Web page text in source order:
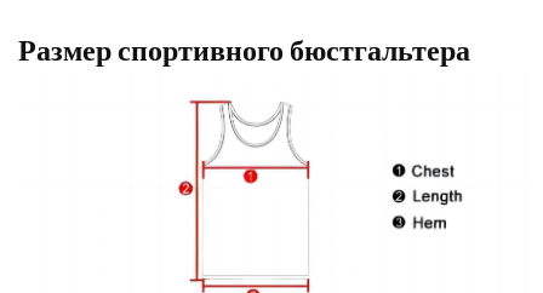
Размер спортивного бюстгальтера